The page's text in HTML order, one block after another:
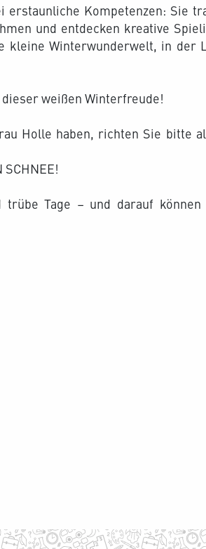
erstaunliche Kompetenzen: Sie
und entdecken kreative
kleine Winterwunderwelt, in der
weißen Winterfreude!
Holle haben, richten Sie bitte
SCHNEE!
trübe Tage – und darauf